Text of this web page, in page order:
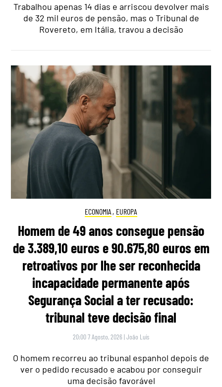
Trabalhou apenas 14 dias e arriscou devolver mais
de 32 mil euros de pensão, mas o Tribunal de
Rovereto, em Itália, travou a decisão
ECONOMIA , EUROPA
Homem de 49 anos consegue pensão
de 3.389,10 euros e 90.675,80 euros em
retroativos por lhe ser reconhecida
incapacidade permanente após
Segurança Social a ter recusado:
tribunal teve decisão final
20:00 7 Agosto, 2026 |João Luís
O homem recorreu ao tribunal espanhol depois de
ver o pedido recusado e acabou por conseguir
uma decisão favorável